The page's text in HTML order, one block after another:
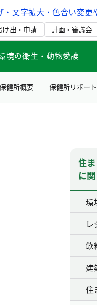
・文字拡大・色合い変更
け出・申請 計画・審議会
境の衛生・動物愛護
健所概要 保健所リポート
住
に
環
飲
建
住